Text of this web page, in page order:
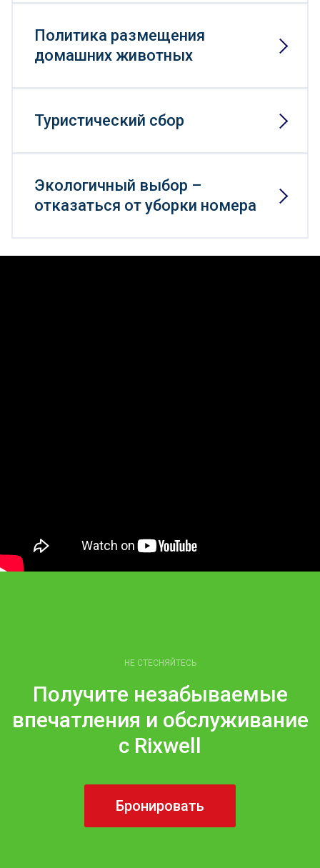
Политика размещения
домашних животных
Туристический сбор
Экологичный выбор –
отказаться от уборки номера
НЕ СТЕСНЯЙТЕСЬ
Получите незабываемые
впечатления и обслуживание
с Rixwell
Бронировать